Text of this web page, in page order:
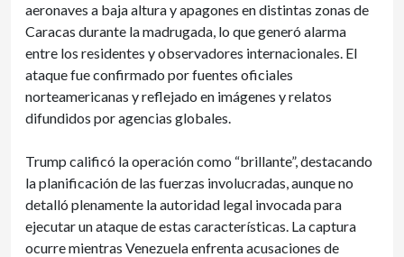
aeronaves a baja altura y apagones en distintas zonas de
Caracas durante la madrugada, lo que generó alarma
entre los residentes y observadores internacionales. El
ataque fue confirmado por fuentes oficiales
norteamericanas y reflejado en imágenes y relatos
difundidos por agencias globales.
Trump calificó la operación como “brillante”, destacando
la planificación de las fuerzas involucradas, aunque no
detalló plenamente la autoridad legal invocada para
ejecutar un ataque de estas características. La captura
ocurre mientras Venezuela enfrenta acusaciones de